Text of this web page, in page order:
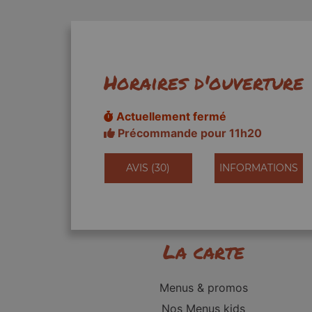
Horaires d'ouverture
Actuellement fermé
Précommande pour 11h20
AVIS (30) INFORMATIONS
La carte
Menus & promos
Nos Menus kids